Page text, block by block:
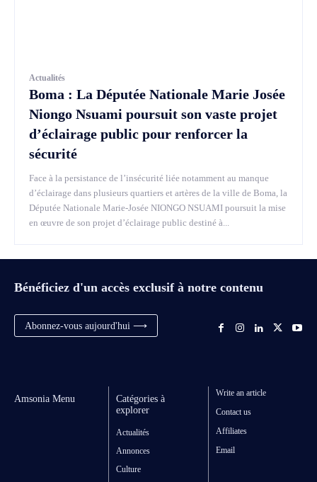
Actualités
Boma : La Députée Nationale Marie Josée
Niongo Nsuami poursuit son vaste projet
d’éclairage public pour renforcer la
sécurité
Face à la persistance de l’insécurité liée notamment au manque
d’éclairage dans plusieurs quartiers et artères de la ville de Boma, la
Députée Nationale Marie-Josée NIONGO NSUAMI poursuit la mise
en œuvre de son projet d’éclairage public destiné à...
Bénéficiez d'un accès exclusif à notre contenu
Abonnez-vous aujourd'hui ⟶
Amsonia Menu
Catégories à
explorer
Actualités
Annonces
Culture
Write an article
Contact us
Affiliates
Email